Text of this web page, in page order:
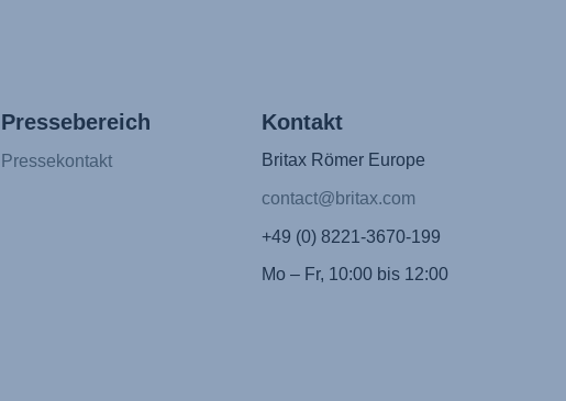
Pressebereich
Pressekontakt
Kontakt
Britax Römer Europe
contact@britax.com
+49 (0) 8221-3670-199
Mo – Fr, 10:00 bis 12:00